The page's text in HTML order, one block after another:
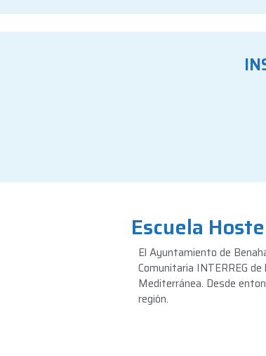
Escuela
El Ayuntamiento de
Comunitaria INTERREG
Mediterránea. Desde
región.